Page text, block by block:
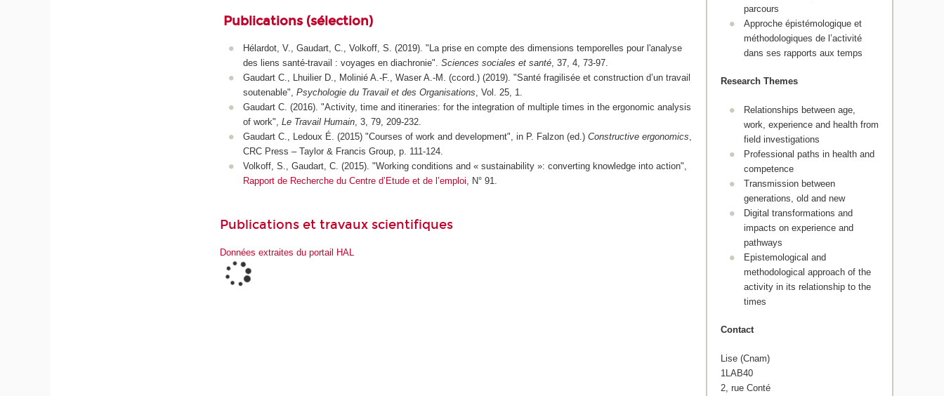
Publications (sélection)
Hélardot, V., Gaudart, C., Volkoff, S. (2019). "La prise en compte des dimensions temporelles pour l'analyse
des liens santé-travail : voyages en diachronie". Sciences sociales et santé, 37, 4, 73-97.
Gaudart C., Lhuilier D., Molinié A.-F., Waser A.-M. (ccord.) (2019). "Santé fragilisée et construction d’un travail
soutenable", Psychologie du Travail et des Organisations, Vol. 25, 1.
Gaudart C. (2016). "Activity, time and itineraries: for the integration of multiple times in the ergonomic analysis
of work", Le Travail Humain, 3, 79, 209-232.
Gaudart C., Ledoux É. (2015) "Courses of work and development", in P. Falzon (ed.) Constructive ergonomics,
CRC Press – Taylor & Francis Group, p. 111-124.
Volkoff, S., Gaudart, C. (2015). "Working conditions and « sustainability »: converting knowledge into action",
Rapport de Recherche du Centre d’Etude et de l’emploi, N° 91.
Publications et travaux scientifiques
Données extraites du portail HAL
parcours
Approche épistémologique et
méthodologiques de l’activité
dans ses rapports aux temps
Research Themes
Relationships between age,
work, experience and health from
field investigations
Professional paths in health and
competence
Transmission between
generations, old and new
Digital transformations and
impacts on experience and
pathways
Epistemological and
methodological approach of the
activity in its relationship to the
times
Contact
Lise (Cnam)
1LAB40
2, rue Conté